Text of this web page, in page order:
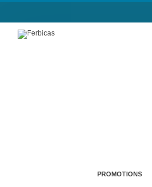
PROMOTIONS